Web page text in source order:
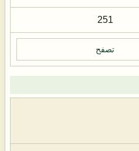
251
تصفح